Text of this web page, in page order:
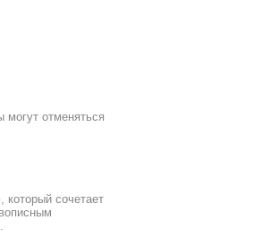
могут отменяться
сочетает
.